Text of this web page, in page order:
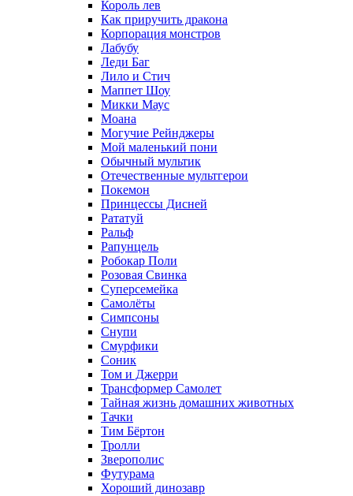
Король лев
Как приручить дракона
Корпорация монстров
Лабубу
Леди Баг
Лило и Стич
Маппет Шоу
Микки Маус
Моана
Могучие Рейнджеры
Мой маленький пони
Обычный мультик
Отечественные мультгерои
Покемон
Принцессы Дисней
Рататуй
Ральф
Рапунцель
Робокар Поли
Розовая Свинка
Суперсемейка
Самолёты
Симпсоны
Снупи
Смурфики
Соник
Том и Джерри
Трансформер Самолет
Тайная жизнь домашних животных
Тачки
Тим Бёртон
Тролли
Зверополис
Футурама
Хороший динозавр